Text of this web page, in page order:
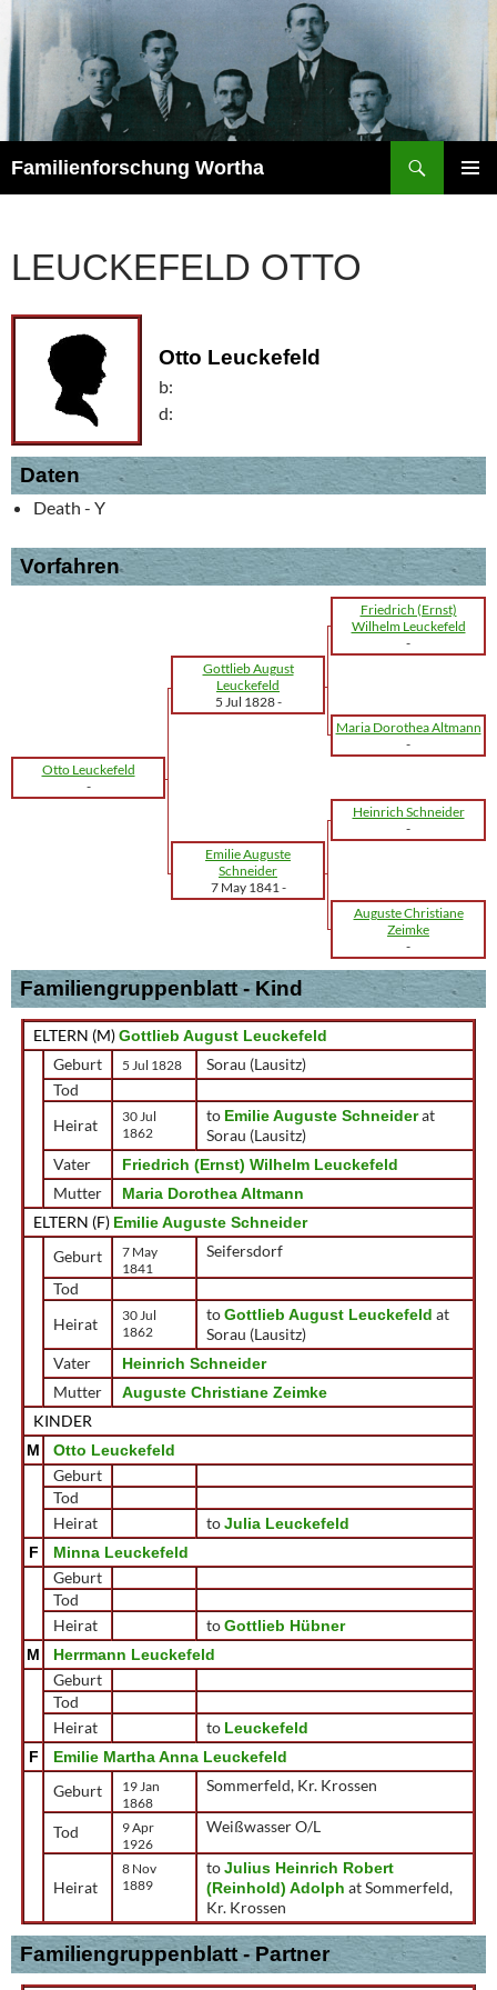
Zum
Inhalt
springen
Familienforschung Wortha
LEUCKEFELD OTTO
Otto Leuckefeld
b:
d:
Daten
Death - Y
Vorfahren
Friedrich (Ernst)
Wilhelm Leuckefeld
-
Gottlieb August
Leuckefeld
5 Jul 1828-
Maria Dorothea Altmann
-
Otto Leuckefeld
-
Heinrich Schneider
-
Emilie Auguste
Schneider
7 May 1841-
Auguste Christiane
Zeimke
-
Familiengruppenblatt - Kind
ELTERN (M)Gottlieb August Leuckefeld
Geburt 5 Jul 1828
Sorau (Lausitz)
Tod
Heirat
30 Jul
1862
to Emilie Auguste Schneiderat
Sorau (Lausitz)
Vater
Friedrich (Ernst) Wilhelm Leuckefeld
Mutter Maria Dorothea Altmann
ELTERN (F) Emilie Auguste Schneider
Geburt
7 May
1841
Seifersdorf
Tod
Heirat
30 Jul
1862
toGottlieb August Leuckefeld at
Sorau (Lausitz)
Vater
Heinrich Schneider
Mutter Auguste Christiane Zeimke
KINDER
M Otto Leuckefeld
Geburt
Tod
Heirat
toJulia Leuckefeld
F
Minna Leuckefeld
Geburt
Tod
Heirat
toGottlieb Hübner
M
Herrmann Leuckefeld
Geburt
Tod
Heirat
to Leuckefeld
F
Emilie Martha Anna Leuckefeld
Geburt
19 Jan
1868
Sommerfeld, Kr. Krossen
Tod
9 Apr
1926
Weißwasser O/L
Heirat
8 Nov
1889
toJulius Heinrich Robert
(Reinhold) Adolph at Sommerfeld,
Kr. Krossen
Familiengruppenblatt - Partner